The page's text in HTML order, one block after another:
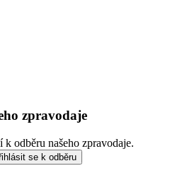
zpravodaje
odběru našeho zpravodaje.
se k odběru